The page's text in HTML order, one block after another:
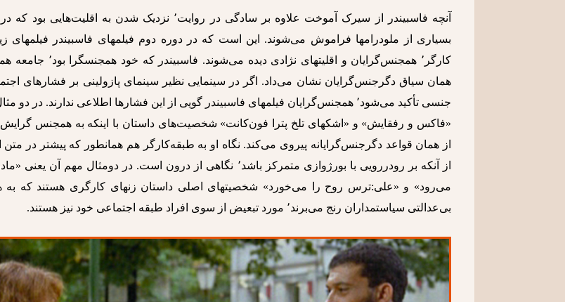
آنچه فاسبیندر از سیرک آموخت علاوه بر سادگی در روایت٬ نزدیک شدن به
بسیاری از ملودرامها فراموش می‌شوند. این است که در دوره دوم فیلمهای فاسبیندر فیلمهای
کارگر٬ همجنس‌گرایان و اقلیتهای
همان سیاق دگرجنس‌گرایان نشان می‌داد. اگر در سینمایی نظیر سینمای پازولینی بر فشار‌های
جنسی تأکید می‌شود٬ همجنس‌گرایان فیلمهای فاسبیندر گویی از این فشارها اطلاعی ندارند. در دو
از آنکه بر رودررویی با بورژوازی متمرکز باشد٬ نگاهی از درون است. در دومثال
می‌رود» و «علی:ترس روح را می‌خورد» شخصیتهای اصلی داستان زنهای‌ کارگری هستند که به
بی‌عدالتی سیاستمداران رنج می‌برند٬ مورد تبعیض از سوی افراد طبقه اجتماعی خود نیز هستند.